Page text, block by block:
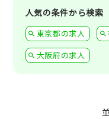
人気の条件から検索
東京都の求人
大阪府の求人